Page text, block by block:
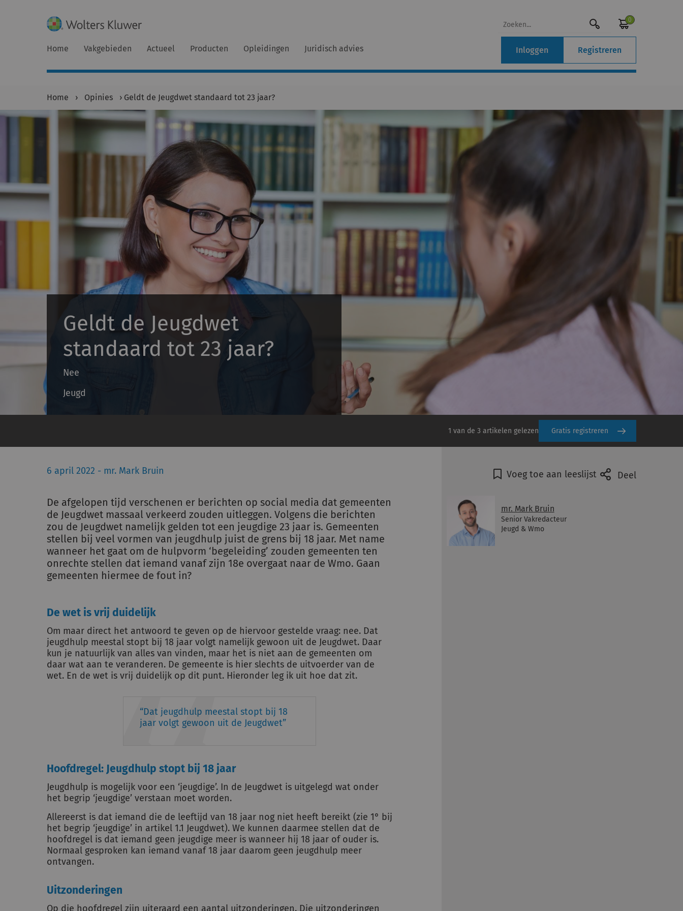
0
Home Vakgebieden Actueel Producten Opleidingen Juridisch advies Inloggen Registreren
Home › Opinies › Geldt de Jeugdwet standaard tot 23 jaar?
Geldt de Jeugdwet
standaard tot 23 jaar?
Nee
Jeugd
1 van de 3 artikelen gelezen Gratis registreren
6 april 2022 - mr. Mark Bruin
De afgelopen tijd verschenen er berichten op social media dat gemeenten
de Jeugdwet massaal verkeerd zouden uitleggen. Volgens die berichten
zou de Jeugdwet namelijk gelden tot een jeugdige 23 jaar is. Gemeenten
stellen bij veel vormen van jeugdhulp juist de grens bij 18 jaar. Met name
wanneer het gaat om de hulpvorm ‘begeleiding’ zouden gemeenten ten
onrechte stellen dat iemand vanaf zijn 18e overgaat naar de Wmo. Gaan
gemeenten hiermee de fout in?
De wet is vrij duidelijk
Om maar direct het antwoord te geven op de hiervoor gestelde vraag: nee. Dat
jeugdhulp meestal stopt bij 18 jaar volgt namelijk gewoon uit de Jeugdwet. Daar
kun je natuurlijk van alles van vinden, maar het is niet aan de gemeenten om
daar wat aan te veranderen. De gemeente is hier slechts de uitvoerder van de
wet. En de wet is vrij duidelijk op dit punt. Hieronder leg ik uit hoe dat zit.
Dat jeugdhulp meestal stopt bij 18
jaar volgt gewoon uit de Jeugdwet
Hoofdregel: Jeugdhulp stopt bij 18 jaar
Jeugdhulp is mogelijk voor een ‘jeugdige’. In de Jeugdwet is uitgelegd wat onder
het begrip ‘jeugdige’ verstaan moet worden.
Allereerst is dat iemand die de leeftijd van 18 jaar nog niet heeft bereikt (zie 1° bij
het begrip ‘jeugdige’ in artikel 1.1 Jeugdwet). We kunnen daarmee stellen dat de
hoofdregel is dat iemand geen jeugdige meer is wanneer hij 18 jaar of ouder is.
Normaal gesproken kan iemand vanaf 18 jaar daarom geen jeugdhulp meer
ontvangen.
Uitzonderingen
Op die hoofdregel zijn uiteraard een aantal uitzonderingen. Die uitzonderingen
Voeg toe aan leeslijst Deel
mr. Mark Bruin
Senior Vakredacteur
Jeugd & Wmo